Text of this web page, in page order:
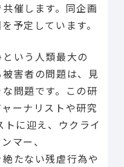
催します。同企画
予定しています。
いう人類最大の
害者の問題は、見
問題です。
この研
ーナリストや研究
に迎え、ウクライ
マー、
たない残虐行為や